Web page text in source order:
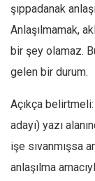
Düşünce
Dosyalar
şıppadanak
Anlaşılmamak,
bir şey olamaz.
gelen bir durum.
Açıkça
adayı) yazı
işe sıvanmışsa
anlaşılma